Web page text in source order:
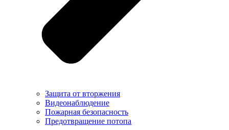
Защита от вторжения
Видеонаблюдение
Пожарная безопасность
Предотвращение потопа